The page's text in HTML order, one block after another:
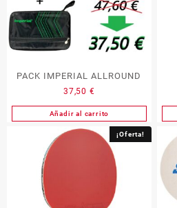
PACK IMPERIAL ALLROUND
37,50 €
Añadir al carrito
¡Oferta!